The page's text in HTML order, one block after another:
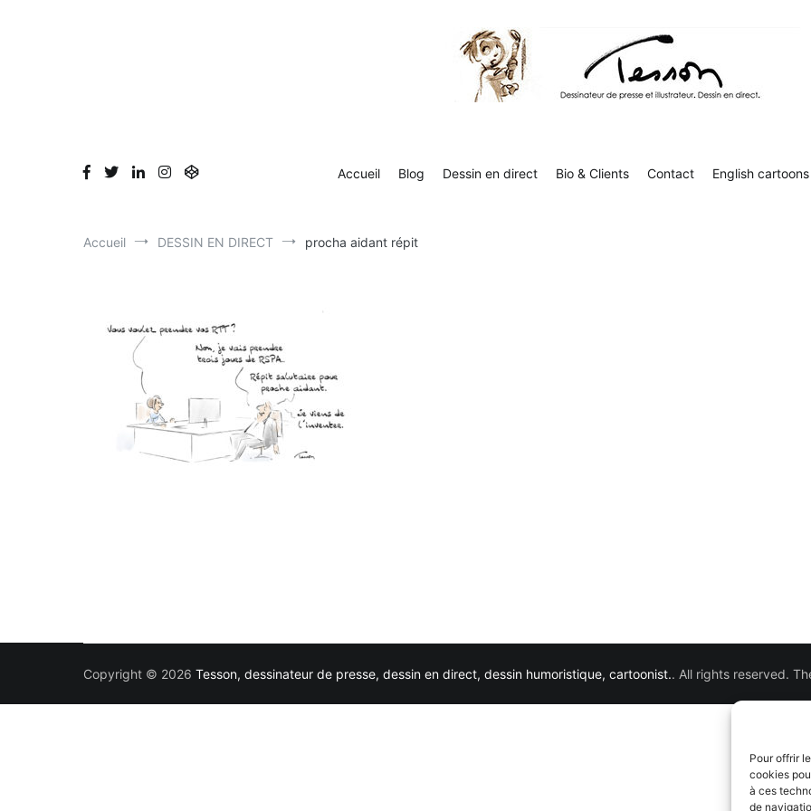
Pour offrir
cookies
à ces
de
Accueil Blog Dessin en direct Bio & Clients Contact English cartoons
Accueil DESSIN EN DIRECT procha aidant répit
Copyright © 2026 Tesson, dessinateur de presse, dessin en direct, dessin humoristique, cartoonist.. All rights reserved.